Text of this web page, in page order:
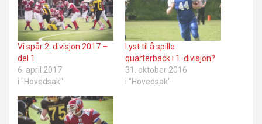
Vi spår 2. divisjon 2017 –
del 1
6. april 2017
i "Hovedsak"
Lyst til å spille
quarterback i 1. divisjon?
31. oktober 2016
i "Hovedsak"